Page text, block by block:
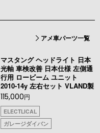
アメ車パーツ一覧
マスタング ヘッドライト 日本
光軸 車検改善 日本仕様 左側通
行用 ロービーム ユニット
2010-14y 左右セット VLAND製
115,000円
ELECTLICAL
ガレージダイバン